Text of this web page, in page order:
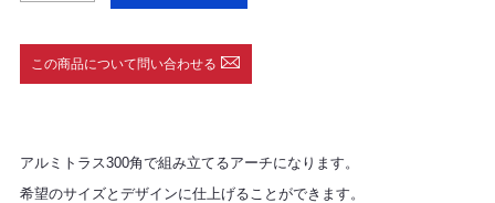
この商品について問い合わせる
アルミトラス300角で組み立てるアーチになります。
希望のサイズとデザインに仕上げることができます。